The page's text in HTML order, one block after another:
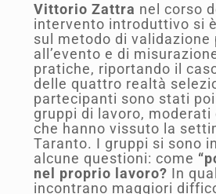
Vittorio Zattra nel corso
intervento introduttivo si
sul metodo di validazione
all’evento e di
pratiche, riportando il
delle quattro realtà
partecipanti sono stati
gruppi di lavoro, moderati
che hanno vissuto la
Taranto. I gruppi si sono
alcune questioni: come
nel proprio lavoro? In
incontrano maggiori